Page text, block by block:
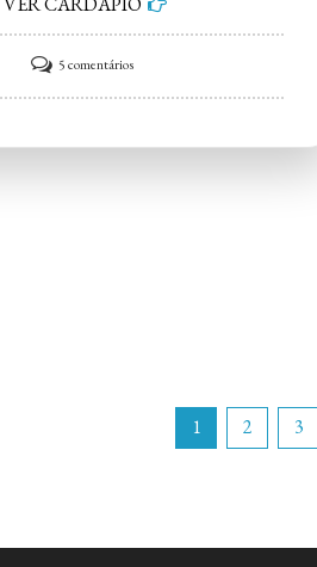
5 comentáriosem
Néctar
1 2 3